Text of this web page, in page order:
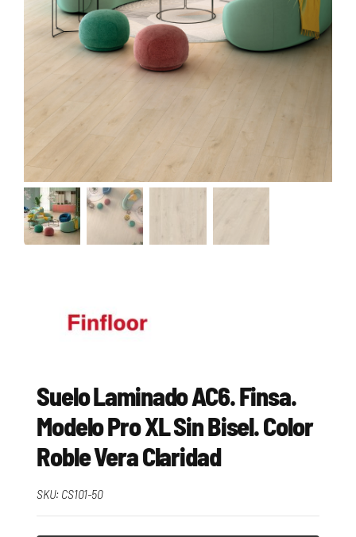
Suelo Laminado AC6. Finsa.
Modelo Pro XL Sin Bisel. Color
Roble Vera Claridad
SKU: CS101-50